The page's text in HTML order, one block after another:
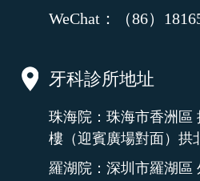
WeChat：（86）
牙科診所地址
珠海院：珠海市香洲區
樓（迎賓廣場對面）拱
羅湖院：深圳市羅湖區